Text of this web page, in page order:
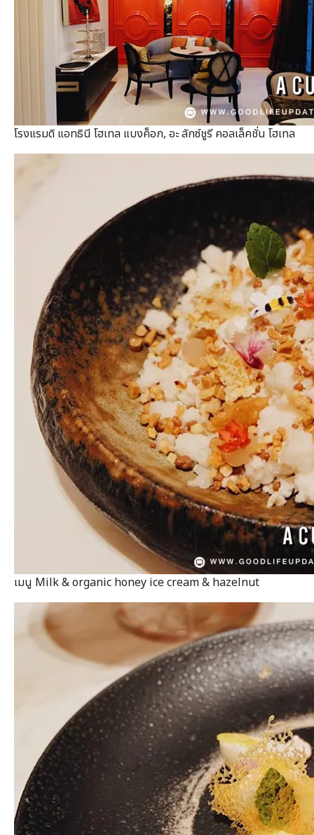
โรงแรมดิ แอทธินี โฮเทล แบงค็อก, อะ ลักซ์ชูรี คอลเล็คชั่น โฮเทล
เมนู Milk & organic honey ice cream & hazelnut